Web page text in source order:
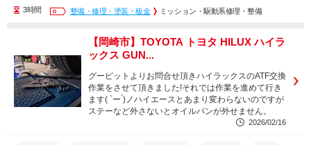
点検 修理 知立市 名古屋市 豊橋市 豊川市
安城市 刈谷市 岡崎市
三河エリア 愛知県
3時間 整備・修理・塗装・板金 ミッション・駆動系修理・整備
【岡崎市】TOYOTA トヨタ HILUX ハイラ
ックス GUN...
グーピットよりお問合せ頂きハイラックスのATF交換
作業をさせて頂きました!それでは作業を進めて行き
ます( `ー ́)ノハイエースとあまり変わらないのですが
ステーなど外さないとオイルパンが外せません。
2026/02/16